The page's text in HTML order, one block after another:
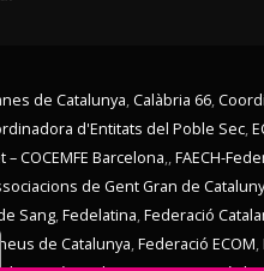
de Catalunya,Calàbria 66,
d'Entitats del Poble Sec,
COCEMFE Barcelona,,FAECH-
de Gent Gran de
Sang,Fedelatina,Federació
de Catalunya,Federació ECOM,